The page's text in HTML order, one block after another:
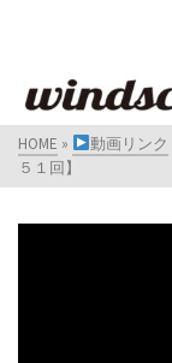
HOME » 動画リンク
５１回】